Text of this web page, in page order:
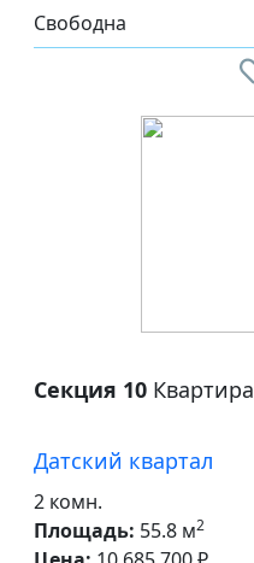
Свободна
Секция 10 Квартира
Датский квартал
2 комн.
Площадь: 55.8 м2